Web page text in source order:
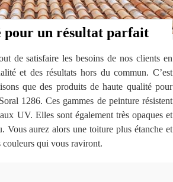
pour un résultat parfait
de satisfaire les besoins de nos clients en
et des résultats hors du commun. C’est
que des produits de haute qualité pour
1286. Ces gammes de peinture résistent
UV. Elles sont également très opaques et
Vous aurez alors une toiture plus étanche et
qui vous raviront.